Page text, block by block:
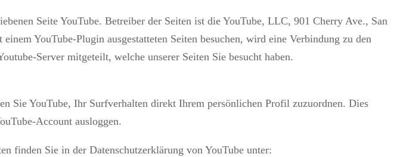
Seite YouTube. Betreiber der Seiten ist die YouTube, LLC, 901 Cherry Ave., San
YouTube-Plugin ausgestatteten Seiten besuchen, wird eine Verbindung zu den
Server mitgeteilt, welche unserer Seiten Sie besucht haben.
Sie YouTube, Ihr Surfverhalten direkt Ihrem persönlichen Profil zuzuordnen. Dies
Account ausloggen.
finden Sie in der Datenschutzerklärung von YouTube unter: